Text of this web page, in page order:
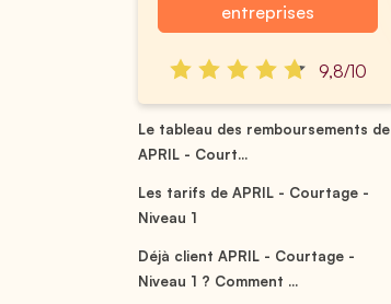
entreprises
9,8/10
Le tableau des remboursements de
APRIL - Court...
Les tarifs de APRIL - Courtage -
Niveau 1
Déjà client APRIL - Courtage -
Niveau 1 ? Comment ...